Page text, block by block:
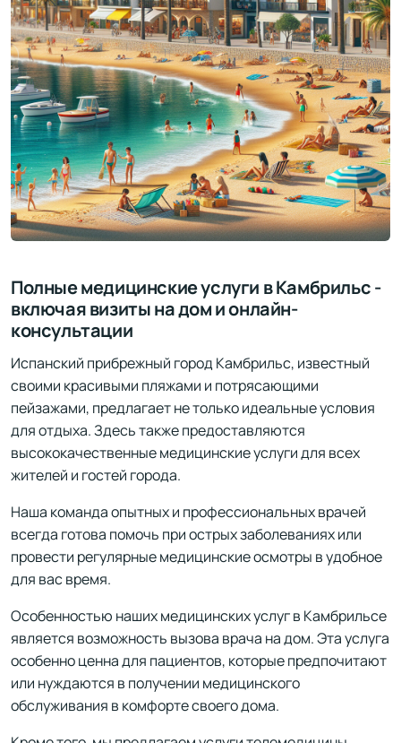
Полные медицинские услуги в Камбрильс -
включая визиты на дом и онлайн-
консультации
Испанский прибрежный город Камбрильс, известный
своими красивыми пляжами и потрясающими
пейзажами, предлагает не только идеальные условия
для отдыха. Здесь также предоставляются
высококачественные медицинские услуги для всех
жителей и гостей города.
Наша команда опытных и профессиональных врачей
всегда готова помочь при острых заболеваниях или
провести регулярные медицинские осмотры в удобное
для вас время.
Особенностью наших медицинских услуг в Камбрильсе
является возможность вызова врача на дом. Эта услуга
особенно ценна для пациентов, которые предпочитают
или нуждаются в получении медицинского
обслуживания в комфорте своего дома.